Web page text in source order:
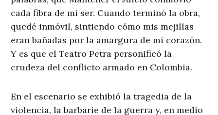
cada fibra de mi ser. Cuando terminó la obra,
quedé inmóvil, sintiendo cómo mis mejillas
eran bañadas por la amargura de mi corazón.
Y es que el Teatro Petra personificó la
crudeza del conflicto armado en Colombia.
En el escenario se exhibió la tragedia de la
violencia, la barbarie de la guerra y, en medio